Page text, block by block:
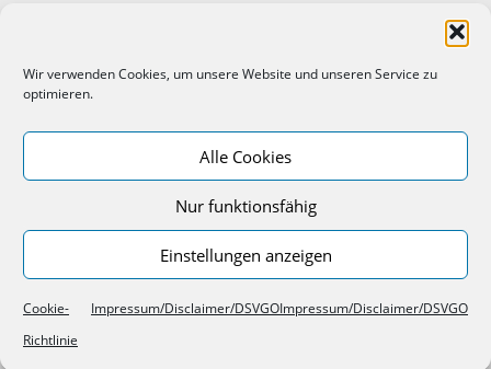
Wir verwenden Cookies, um unsere Website und unseren Service zu
optimieren.
Alle Cookies
Nur funktionsfähig
Einstellungen anzeigen
Cookie-
Richtlinie
Impressum/Disclaimer/DSVGOImpressum/Disclaimer/DSVGO